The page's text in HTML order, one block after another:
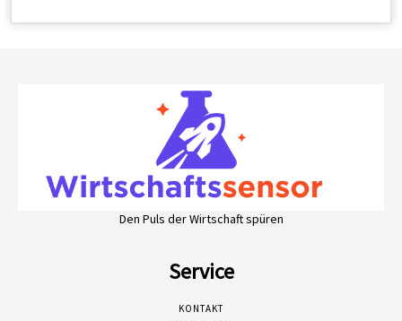
Den Puls der Wirtschaft spüren
Service
KONTAKT